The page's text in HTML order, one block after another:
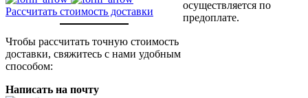
Рассчитать стоимость доставки
Чтобы рассчитать точную стоимость
доставки, свяжитесь с нами удобным
способом:
Написать на почту
осуществляется по
предоплате.